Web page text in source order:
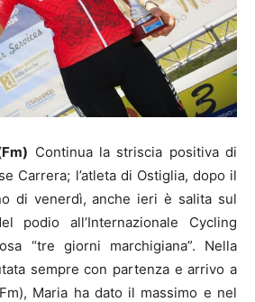
Continua la striscia positiva di
Carrera; l’atleta di Ostiglia, dopo il
di venerdì, anche ieri è salita sul
podio all’Internazionale Cycling
“tre giorni marchigiana”. Nella
sempre con partenza e arrivo a
Maria ha dato il massimo e nel